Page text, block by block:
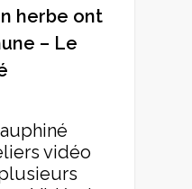
herbe ont
– Le
vidéo